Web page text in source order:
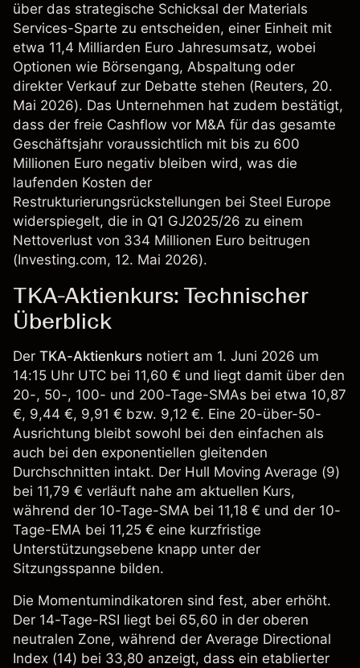
über das strategische Schicksal der Materials
Services-Sparte zu entscheiden, einer Einheit mit
etwa 11,4 Milliarden Euro Jahresumsatz, wobei
Optionen wie Börsengang, Abspaltung oder
direkter Verkauf zur Debatte stehen (Reuters, 20.
Mai 2026). Das Unternehmen hat zudem bestätigt,
dass der freie Cashflow vor M&A für das gesamte
Geschäftsjahr voraussichtlich mit bis zu 600
Millionen Euro negativ bleiben wird, was die
laufenden Kosten der
Restrukturierungsrückstellungen bei Steel Europe
widerspiegelt, die in Q1 GJ2025/26 zu einem
Nettoverlust von 334 Millionen Euro beitrugen
(Investing.com, 12. Mai 2026).
TKA-Aktienkurs: Technischer
Überblick
Der TKA-Aktienkurs notiert am 1. Juni 2026 um
14:15 Uhr UTC bei 11,60 € und liegt damit über den
20-, 50-, 100- und 200-Tage-SMAs bei etwa 10,87
€, 9,44 €, 9,91 € bzw. 9,12 €. Eine 20-über-50-
Ausrichtung bleibt sowohl bei den einfachen als
auch bei den exponentiellen gleitenden
Durchschnitten intakt. Der Hull Moving Average (9)
bei 11,79 € verläuft nahe am aktuellen Kurs,
während der 10-Tage-SMA bei 11,18 € und der 10-
Tage-EMA bei 11,25 € eine kurzfristige
Unterstützungsebene knapp unter der
Sitzungsspanne bilden.
Die Momentumindikatoren sind fest, aber erhöht.
Der 14-Tage-RSI liegt bei 65,60 in der oberen
neutralen Zone, während der Average Directional
Index (14) bei 33,80 anzeigt, dass ein etablierter